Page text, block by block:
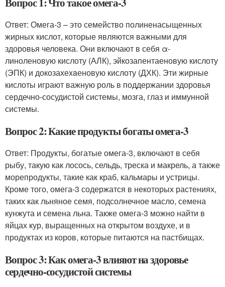
Ответ: Омега-3 – это семейство полиненасыщенных
жирных кислот, которые являются важными для
здоровья человека. Они включают в себя α-
линоленовую кислоту (АЛК), эйкозапентаеновую кислоту
(ЭПК) и докозахеxaеновую кислоту (ДХК). Эти жирные
кислоты играют важную роль в поддержании здоровья
сердечно-сосудистой системы, мозга, глаз и иммунной
системы.
Вопрос 2: Какие продукты богаты омега-3
Ответ: Продукты, богатые омега-3, включают в себя
рыбу, такую как лосось, сельдь, треска и макрель, а также
морепродукты, такие как краб, кальмары и устрицы.
Кроме того, омега-3 содержатся в некоторых растениях,
таких как льняное семя, подсолнечное масло, семена
кунжута и семена льна. Также омега-3 можно найти в
яйцах кур, выращенных на открытом воздухе, и в
продуктах из коров, которые питаются на пастбищах.
Вопрос 3: Как омега-3 влияют на здоровье
сердечно-сосудистой системы